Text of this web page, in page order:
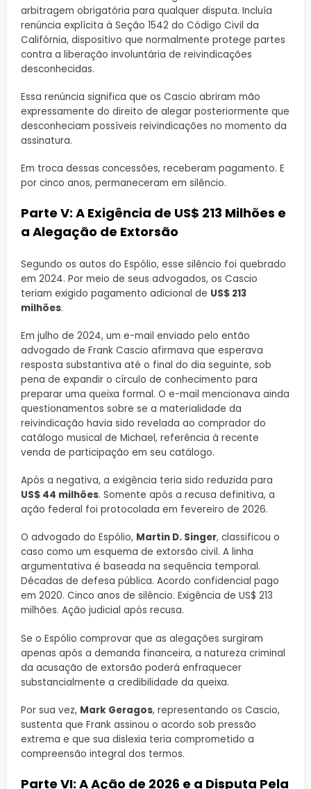
arbitragem obrigatória para qualquer disputa. Incluía
renúncia explícita à Seção 1542 do Código Civil da
Califórnia, dispositivo que normalmente protege partes
contra a liberação involuntária de reivindicações
desconhecidas.
Essa renúncia significa que os Cascio abriram mão
expressamente do direito de alegar posteriormente que
desconheciam possíveis reivindicações no momento da
assinatura.
Em troca dessas concessões, receberam pagamento. E
por cinco anos, permaneceram em silêncio.
Parte V: A Exigência de US$ 213 Milhões e
a Alegação de Extorsão
Segundo os autos do Espólio, esse silêncio foi quebrado
em 2024. Por meio de seus advogados, os Cascio
teriam exigido pagamento adicional de US$ 213
milhões.
Em julho de 2024, um e-mail enviado pelo então
advogado de Frank Cascio afirmava que esperava
resposta substantiva até o final do dia seguinte, sob
pena de expandir o círculo de conhecimento para
preparar uma queixa formal. O e-mail mencionava ainda
questionamentos sobre se a materialidade da
reivindicação havia sido revelada ao comprador do
catálogo musical de Michael, referência à recente
venda de participação em seu catálogo.
Após a negativa, a exigência teria sido reduzida para
US$ 44 milhões. Somente após a recusa definitiva, a
ação federal foi protocolada em fevereiro de 2026.
O advogado do Espólio, Martin D. Singer, classificou o
caso como um esquema de extorsão civil. A linha
argumentativa é baseada na sequência temporal.
Décadas de defesa pública. Acordo confidencial pago
em 2020. Cinco anos de silêncio. Exigência de US$ 213
milhões. Ação judicial após recusa.
Se o Espólio comprovar que as alegações surgiram
apenas após a demanda financeira, a natureza criminal
da acusação de extorsão poderá enfraquecer
substancialmente a credibilidade da queixa.
Por sua vez, Mark Geragos, representando os Cascio,
sustenta que Frank assinou o acordo sob pressão
extrema e que sua dislexia teria comprometido a
compreensão integral dos termos.
Parte VI: A Ação de 2026 e a Disputa Pela